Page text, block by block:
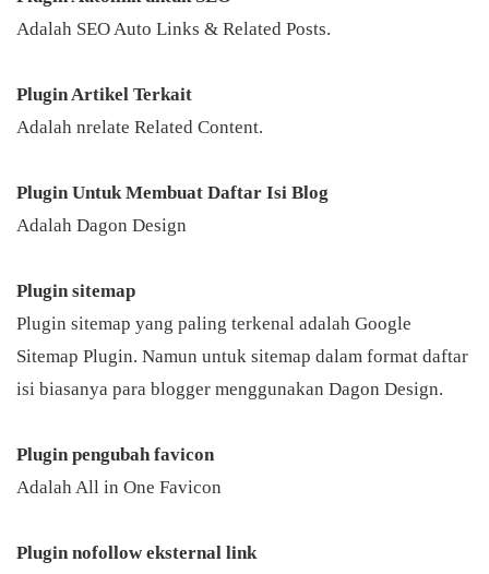
Adalah SEO Auto Links & Related Posts.
Plugin Artikel Terkait
Adalah nrelate Related Content.
Plugin Untuk Membuat Daftar Isi Blog
Adalah Dagon Design
Plugin sitemap
Plugin sitemap yang paling terkenal adalah Google
Sitemap Plugin. Namun untuk sitemap dalam format daftar
isi biasanya para blogger menggunakan Dagon Design.
Plugin pengubah favicon
Adalah All in One Favicon
Plugin nofollow eksternal link